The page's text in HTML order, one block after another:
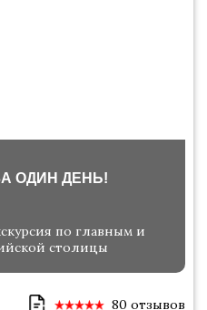
ОДИН ДЕНЬ!
по главным и
столицы
80 отзывов